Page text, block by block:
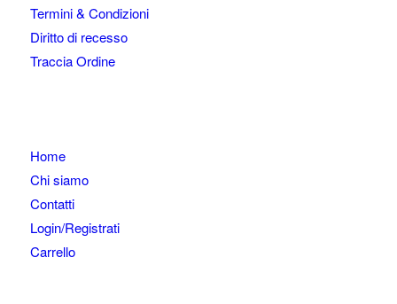
Termini & Condizioni
Diritto di recesso
Traccia Ordine
Home
Chi siamo
Contatti
Login/Registrati
Carrello